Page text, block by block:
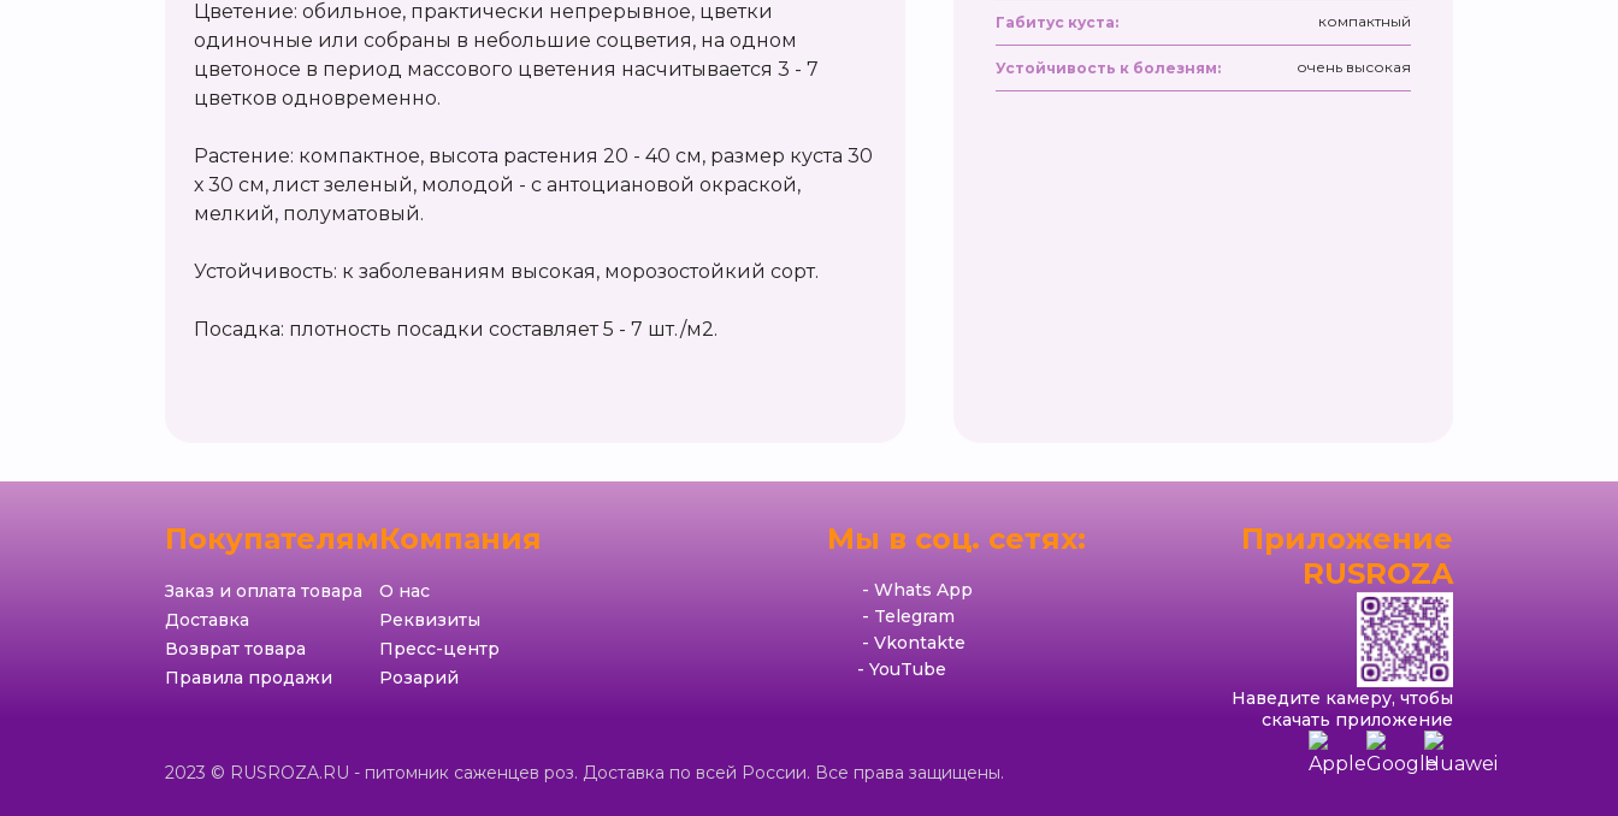
Цветение: обильное, практически непрерывное, цветки
одиночные или собраны в небольшие соцветия, на одном
цветоносе в период массового цветения насчитывается 3 - 7
цветков одновременно.
Растение: компактное, высота растения 20 - 40 см, размер куста 30
х 30 см, лист зеленый, молодой - с антоциановой окраской,
мелкий, полуматовый.
Устойчивость: к заболеваниям высокая, морозостойкий сорт.
Посадка: плотность посадки составляет 5 - 7 шт./м2.
Габитус куста: компактный
Устойчивость к болезням: очень высокая
Покупателям
Заказ и оплата товара
Доставка
Возврат товара
Правила продажи
Компания
О нас
Реквизиты
Пресс-центр
Розарий
Мы в соц. сетях:
Whats App
Telegram
Vkontakte
YouTube
Приложение
RUSROZA
Наведите камеру, чтобы
скачать приложение
2023 © RUSROZA.RU - питомник саженцев роз. Доставка по всей России. Все права защищены.